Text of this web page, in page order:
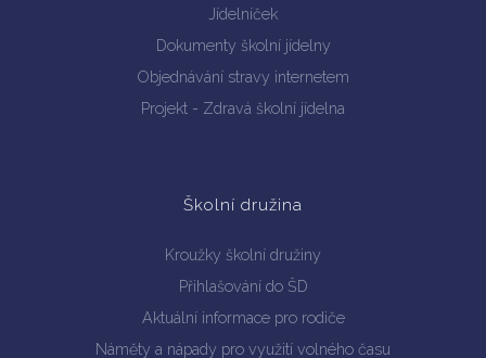
Jídelníček
Dokumenty školní jídelny
Objednávání stravy internetem
Projekt - Zdravá školní jídelna
Školní družina
Kroužky školní družiny
Přihlašování do ŠD
Aktuální informace pro rodiče
Náměty a nápady pro využití volného času